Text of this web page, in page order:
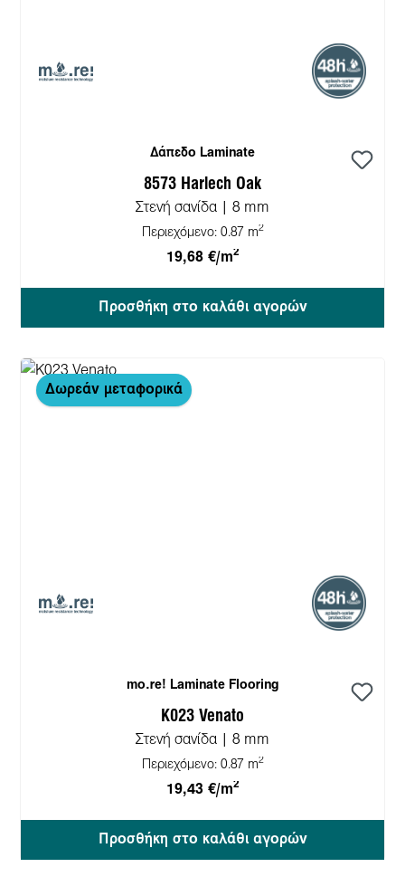
Δάπεδο Laminate
8573 Harlech Oak
Στενή σανίδα | 8 mm
Περιεχόμενο: 0.87 m2
19,68 €/m2
Προσθήκη στο καλάθι αγορών
Δωρεάν μεταφορικά
mo.re! Laminate Flooring
K023 Venato
Στενή σανίδα | 8 mm
Περιεχόμενο: 0.87 m2
19,43 €/m2
Προσθήκη στο καλάθι αγορών